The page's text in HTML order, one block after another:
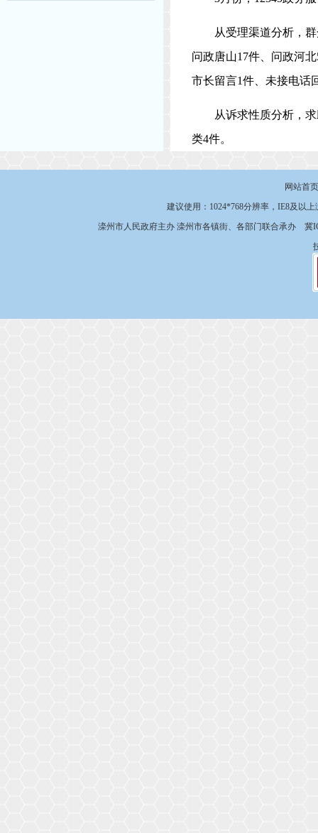
从受理渠道分析，
问政唐山17件、问政河
市长留言1件、未接电话
从诉求性质分析，
类4件。
网站首页
建议使用：1024*768分辨率，IE8及以
滦州市人民政府主办 滦州市各镇街、各部门联合承办 冀